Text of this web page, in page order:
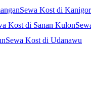
Sewa Kost di
Kost di Sanan Kulon
Sewa Kost di Udanawu